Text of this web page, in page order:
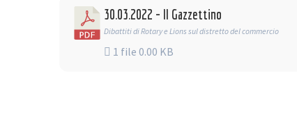
30.03.2022 - Il Gazzettino
Dibattiti di Rotary e Lions sul distretto del commercio
1 file0.00 KB